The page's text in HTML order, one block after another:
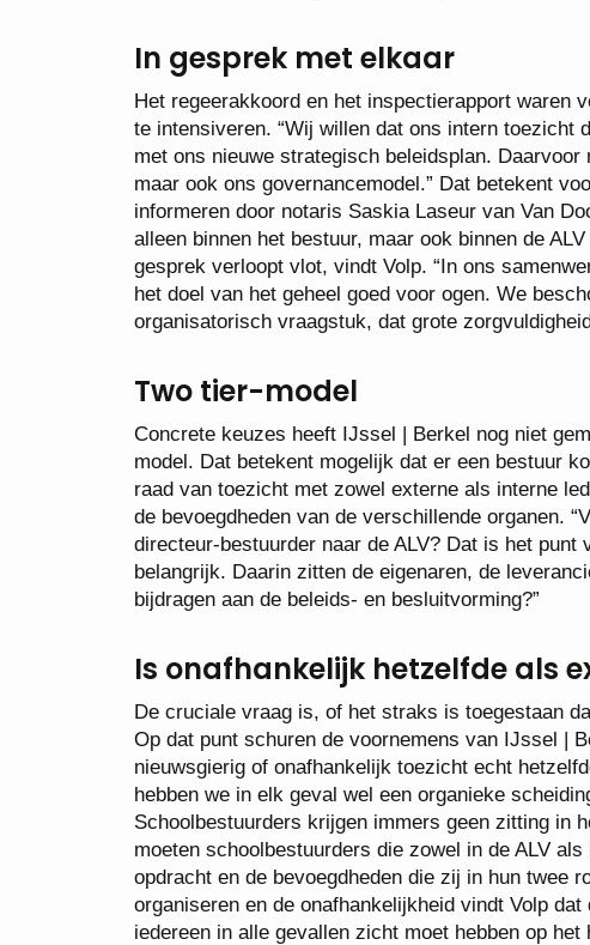
In gesprek met elkaar
Het regeerakkoord en het inspectierapport waren
te intensiveren. “Wij willen dat ons intern toezicht
met ons nieuwe strategisch beleidsplan.
maar ook ons governancemodel.” Dat betekent
informeren door notaris Saskia Laseur van Van
alleen binnen het bestuur, maar ook binnen de
gesprek verloopt vlot, vindt Volp. “In ons
het doel van het geheel goed voor ogen. We
organisatorisch vraagstuk, dat grote
Two tier-model
Concrete keuzes heeft IJssel | Berkel nog niet
model. Dat betekent mogelijk dat er een bestuur
raad van toezicht met zowel externe als interne
de bevoegdheden van de verschillende organen.
directeur-bestuurder naar de ALV? Dat is het
belangrijk. Daarin zitten de eigenaren, de
bijdragen aan de beleids- en besluitvorming?”
Is onafhankelijk hetzelfde als
De cruciale vraag is, of het straks is toegestaan
Op dat punt schuren de voornemens van IJssel |
nieuwsgierig of onafhankelijk toezicht echt
hebben we in elk geval wel een organieke
Schoolbestuurders krijgen immers geen zitting in
moeten schoolbestuurders die zowel in de ALV
opdracht en de bevoegdheden die zij in hun twee
organiseren en de onafhankelijkheid vindt Volp
iedereen in alle gevallen zicht moet hebben op